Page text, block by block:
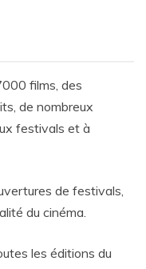
films, des
de nombreux
festivals et à
de festivals,
du cinéma.
les éditions du